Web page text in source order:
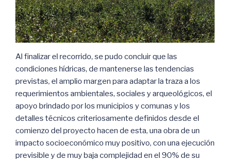
Al finalizar el recorrido, se pudo concluir que las
condiciones hídricas, de mantenerse las tendencias
previstas, el amplio margen para adaptar la traza a los
requerimientos ambientales, sociales y arqueológicos, el
apoyo brindado por los municipios y comunas y los
detalles técnicos criteriosamente definidos desde el
comienzo del proyecto hacen de esta, una obra de un
impacto socioeconómico muy positivo, con una ejecución
previsible y de muy baja complejidad en el 90% de su